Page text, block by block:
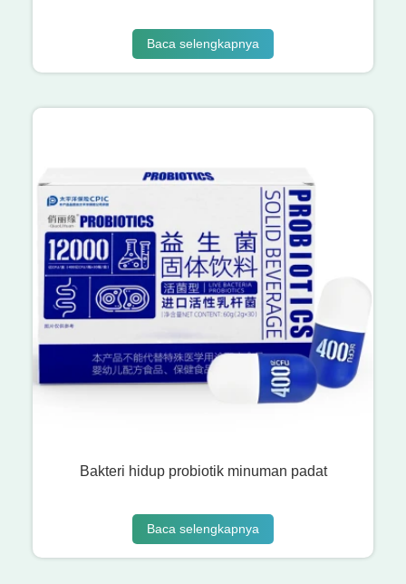
Baca selengkapnya
Bakteri hidup probiotik minuman padat
Baca selengkapnya